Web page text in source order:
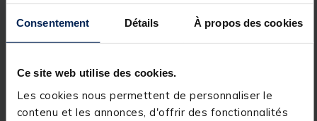
Consentement Détails À propos des cookies
Ce site web utilise des cookies.
Les cookies nous permettent de personnaliser le
contenu et les annonces, d'offrir des fonctionnalités
une stabilité optimale dans diverses situations.
Les pieds peuvent être fixés à deux positions de
verrouillage différentes, permettant d’élever ou
L’alignement précis des buzz bars pour vos
détecteurs et supports arrière est facilité par les
colliers d’alignement ajustables.